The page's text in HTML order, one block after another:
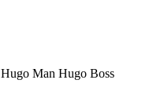
Hugo Man Hugo Boss